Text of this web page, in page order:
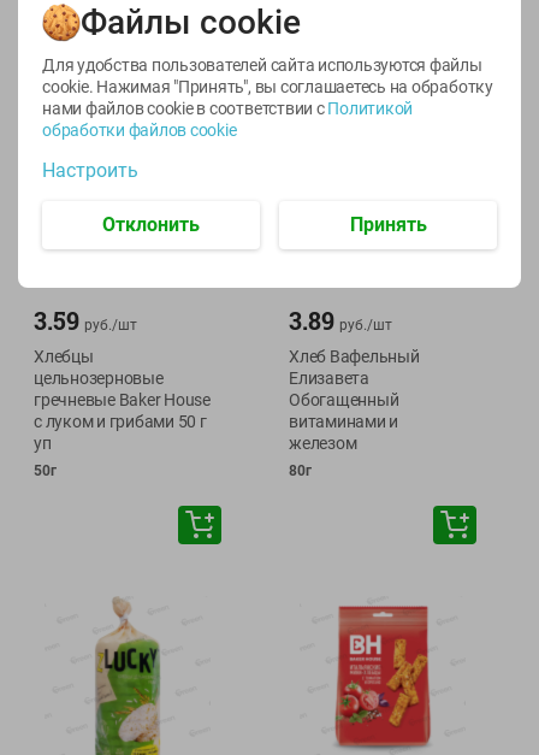
3.59 руб./шт
Хлебцы
цельнозерновые
гречневые Baker House
с луком и грибами 50 г
уп
50г
3.89 руб./шт
Хлеб Вафельный
Елизавета
Обогащенный
витаминами и
железом
80г
Файлы cookie
Для удобства пользователей сайта используются файлы
cookie. Нажимая "Принять", вы соглашаетесь на обработку
нами файлов cookie в соответствии с Политикой
обработки файлов cookie
Настроить
Отклонить Принять